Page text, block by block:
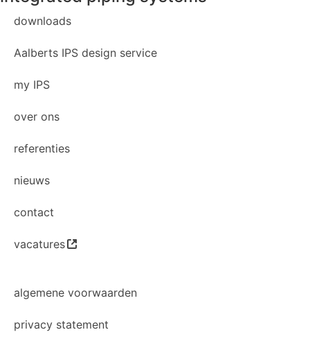
downloads
Aalberts IPS design service
my IPS
over ons
referenties
nieuws
contact
vacatures
algemene voorwaarden
privacy statement